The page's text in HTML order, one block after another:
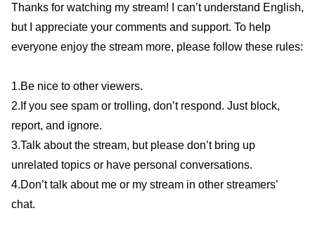
Thanks for watching my stream! I can’t understand English,
but I appreciate your comments and support. To help
everyone enjoy the stream more, please follow these rules:
1.Be nice to other viewers.
2.If you see spam or trolling, don’t respond. Just block,
report, and ignore.
3.Talk about the stream, but please don’t bring up
unrelated topics or have personal conversations.
4.Don’t talk about me or my stream in other streamers’
chat.